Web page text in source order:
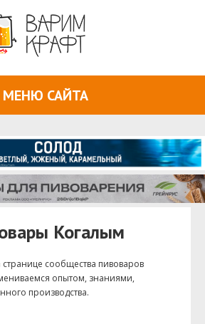
МЕНЮ САЙТА
Когалым
странице сообщества пивоваров
опытом, знаниями,
производства.